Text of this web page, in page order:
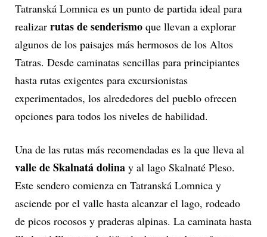
Tatranská Lomnica es un punto de partida ideal para
realizar rutas de senderismo que llevan a explorar
algunos de los paisajes más hermosos de los Altos
Tatras. Desde caminatas sencillas para principiantes
hasta rutas exigentes para excursionistas
experimentados, los alrededores del pueblo ofrecen
opciones para todos los niveles de habilidad.
Una de las rutas más recomendadas es la que lleva al
valle de Skalnatá dolina y al lago Skalnaté Pleso.
Este sendero comienza en Tatranská Lomnica y
asciende por el valle hasta alcanzar el lago, rodeado
de picos rocosos y praderas alpinas. La caminata hasta